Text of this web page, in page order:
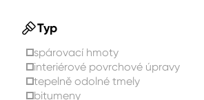
Typ
spárovací hmoty
interiérové ​​povrchové úpravy
tepelně odolné tmely
bitumeny